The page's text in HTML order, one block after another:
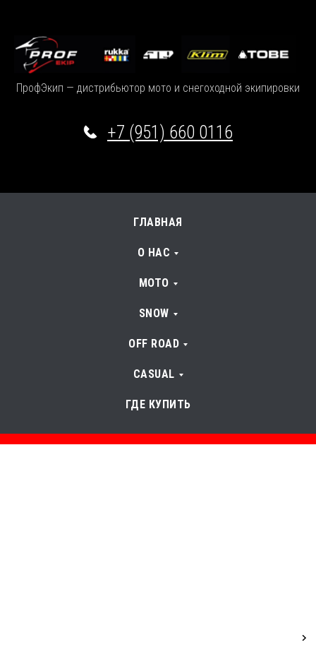
ПрофЭкип — дистрибьютор мото и снегоходной экипировки
+7 (951) 660 0116
ГЛАВНАЯ
О НАС
МОТО
SNOW
OFF ROAD
CASUAL
ГДЕ КУПИТЬ